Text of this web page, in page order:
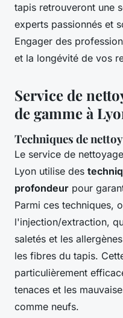
tapis retrouveront une
experts passionnés et
Engager des
et la longévité de vos
Service de
de gamme à
Techniques de
Le service de
Lyon utilise des
profondeur pour
Parmi ces techniques,
l'injection/extraction,
saletés et les
les fibres du tapis.
particulièrement
tenaces et les
comme neufs.